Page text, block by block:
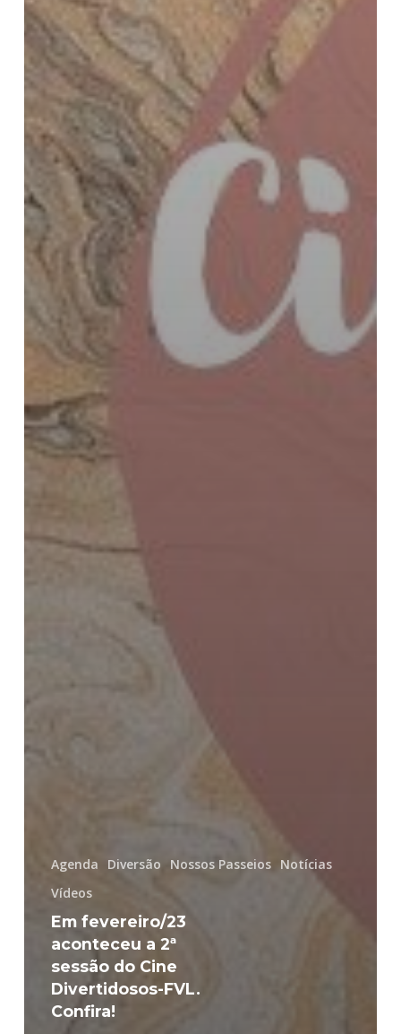
Agenda Diversão Nossos Passeios Notícias
Vídeos
Em fevereiro/23
aconteceu a 2ª
sessão do Cine
Divertidosos-FVL.
Confira!